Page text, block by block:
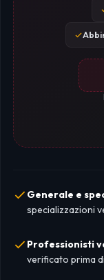
Generale e
specializzazioni
Professionisti
verificato prima